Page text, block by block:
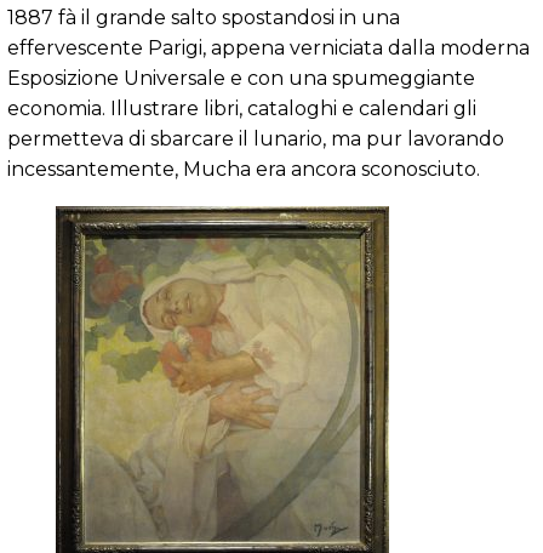
1887 fà il grande salto spostandosi in una
effervescente Parigi, appena verniciata dalla moderna
Esposizione Universale e con una spumeggiante
economia. Illustrare libri, cataloghi e calendari gli
permetteva di sbarcare il lunario, ma pur lavorando
incessantemente, Mucha era ancora sconosciuto.